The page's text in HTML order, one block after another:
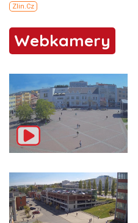
Webkamery